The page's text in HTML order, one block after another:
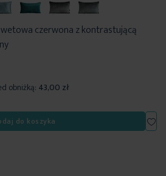
czerwona z kontrastującą
obniżką: 43,00 zł
do koszyka